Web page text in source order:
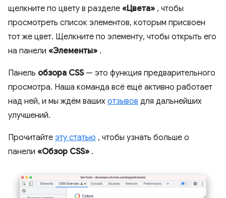
щелкните по цвету в разделе «Цвета» , чтобы
просмотреть список элементов, которым присвоен
тот же цвет. Щелкните по элементу, чтобы открыть его
на панели «Элементы» .
Панель обзора CSS— это функция предварительного
просмотра. Наша команда всё ещё активно работает
над ней, и мы ждём ваших отзывов для дальнейших
улучшений.
Прочитайте эту статью , чтобы узнать больше о
панели «Обзор CSS» .